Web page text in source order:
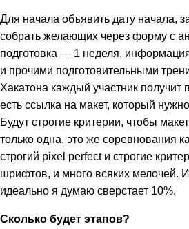
Для начала объявить дату начала,
собрать желающих через форму с
подготовка — 1 неделя,
и прочими подготовительными
Хакатона каждый участник получит
есть ссылка на макет, который
Будут строгие критерии, чтобы
только одна, это же соревнования
строгий pixel perfect и строгие
шрифтов, и много всяких мелочей.
идеально я думаю сверстает 10%.
Сколько будет этапов?